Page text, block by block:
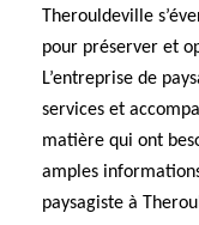
Therouldeville
pour préserver et
L’entreprise de
services et
matière qui ont
amples
paysagiste à